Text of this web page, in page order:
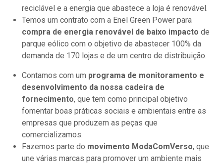
reciclável e a energia que abastece a loja é renovável.
Temos um contrato com a Enel Green Power para
compra de energia renovável de baixo impacto de
parque eólico com o objetivo de abastecer 100% da
demanda de 170 lojas e de um centro de distribuição.
Contamos com um programa de monitoramento e
desenvolvimento da nossa cadeira de
fornecimento, que tem como principal objetivo
fomentar boas práticas sociais e ambientais entre as
empresas que produzem as peças que
comercializamos.
Fazemos parte do movimento ModaComVerso, que
une várias marcas para promover um ambiente mais